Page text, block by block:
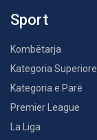
Sport
Kombëtarja
Kategoria Superiore
Kategoria e Parë
Premier League
La Liga